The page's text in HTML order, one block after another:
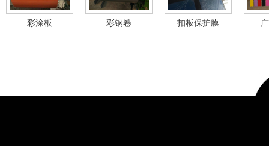
彩涂板 彩钢卷 扣板保护膜